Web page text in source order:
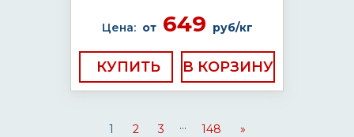
Цена: от649 руб/кг
КУПИТЬ
1 2 3 ... 148 »